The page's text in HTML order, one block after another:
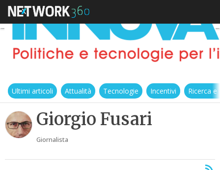
Ultimi articoli Attualità Tecnologie Incentivi Ricerca
Giorgio Fusari
Giornalista